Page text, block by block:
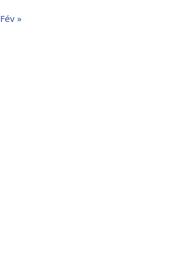
Fév »